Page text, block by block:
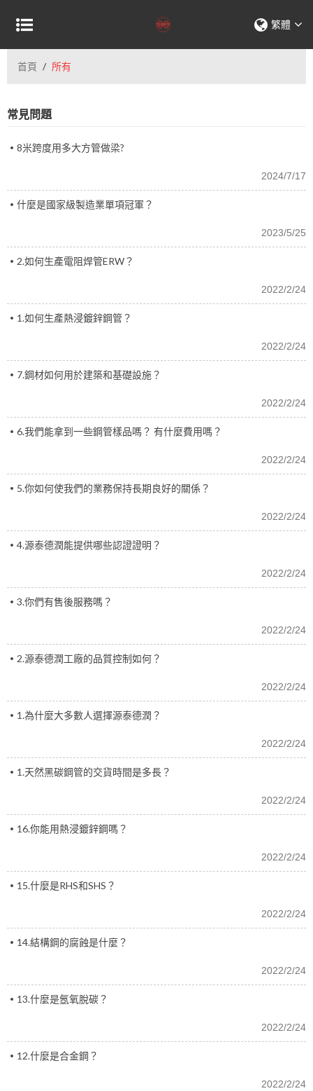
繁體
首頁 / 所有
常見問題
8米跨度用多大方管做梁?
2024/7/17
什麼是國家級製造業單項冠軍？
2023/5/25
2.如何生產電阻焊管ERW？
2022/2/24
1.如何生產熱浸鍍鋅鋼管？
2022/2/24
7.鋼材如何用於建築和基礎設施？
2022/2/24
6.我們能拿到一些鋼管樣品嗎？ 有什麼費用嗎？
2022/2/24
5.你如何使我們的業務保持長期良好的關係？
2022/2/24
4.源泰德潤能提供哪些認證證明？
2022/2/24
3.你們有售後服務嗎？
2022/2/24
2.源泰德潤工廠的品質控制如何？
2022/2/24
1.為什麼大多數人選擇源泰德潤？
2022/2/24
1.天然黑碳鋼管的交貨時間是多長？
2022/2/24
16.你能用熱浸鍍鋅鋼嗎？
2022/2/24
15.什麼是RHS和SHS？
2022/2/24
14.結構鋼的腐蝕是什麼？
2022/2/24
13.什麼是氬氧脫碳？
2022/2/24
12.什麼是合金鋼？
2022/2/24